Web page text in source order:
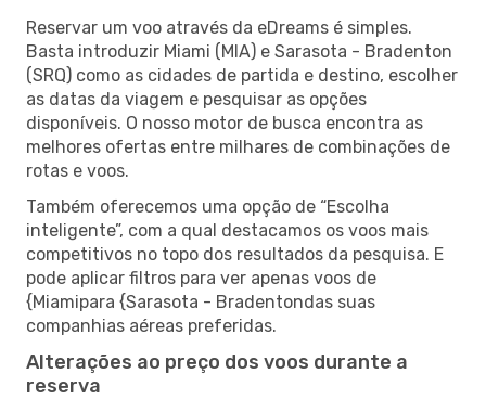
Reservar um voo através da eDreams é simples.
Basta introduzir Miami (MIA) e Sarasota - Bradenton
(SRQ) como as cidades de partida e destino, escolher
as datas da viagem e pesquisar as opções
disponíveis. O nosso motor de busca encontra as
melhores ofertas entre milhares de combinações de
rotas e voos.
Também oferecemos uma opção de “Escolha
inteligente”, com a qual destacamos os voos mais
competitivos no topo dos resultados da pesquisa. E
pode aplicar filtros para ver apenas voos de
{Miamipara {Sarasota - Bradentondas suas
companhias aéreas preferidas.
Alterações ao preço dos voos durante a
reserva